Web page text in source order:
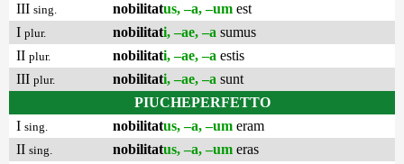
III sing. nobilitatus, –a, –um est
I plur. nobilitati, –ae, –a sumus
II plur. nobilitati, –ae, –a estis
III plur. nobilitati, –ae, –a sunt
PIUCHEPERFETTO
I sing. nobilitatus, –a, –um eram
II sing. nobilitatus, –a, –um eras